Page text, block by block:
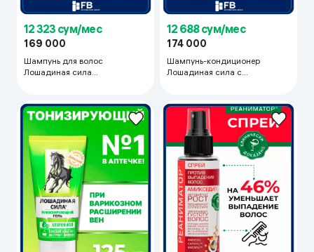
12 323 сум/мес
169 000
Шампунь для волос
Лошадиная сила
12 688 сум/мес
174 000
Шампунь-кондиционер
Лошадиная сила с